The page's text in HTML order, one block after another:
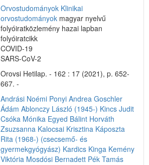
Orvostudományok Klinikai
orvostudományok magyar nyelvű
folyóiratközlemény hazai lapban
folyóiratcikk
COVID-19
SARS-CoV-2
Orovsi Hetilap. - 162 : 17 (2021), p. 652-
667. -
Andrási Noémi Ponyi Andrea Goschler
Ádám Ablonczy László (1945-) Kincs Judit
Csóka Mónika Egyed Bálint Horváth
Zsuzsanna Kalocsai Krisztina Káposzta
Rita (1968-) (csecsemő- és
gyermekgyógyász) Kardics Kinga Kemény
Viktória Mosdósi Bernadett Pék Tamás